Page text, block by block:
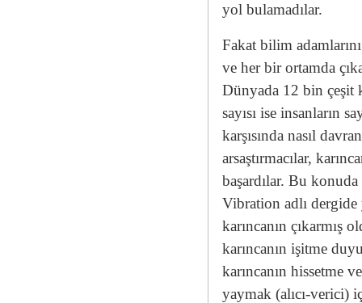
yol bulamadılar.
Fakat bilim
ve her bir ortamda
Dünyada 12 bin çeşit
sayısı ise insanların
karşısında nasıl
arsaştırmacılar,
başardılar. Bu
Vibration adlı dergide
karıncanın çıkarmış
karıncanın işitme
karıncanın hissetme
yaymak (alıcı-verici)